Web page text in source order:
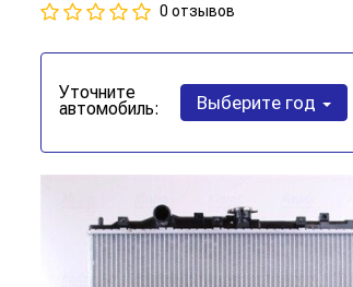
0 отзывов
Уточните
автомобиль: Выберите год